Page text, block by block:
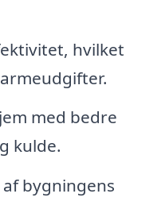
hvilket
med bedre
kulde.
bygningens